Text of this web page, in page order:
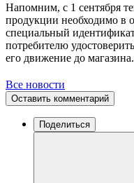
Напомним, с 1 сентября
продукции необходимо в
специальный
потребителю
его движение до магазина.
Все новости
Оставить комментарий
Поделиться